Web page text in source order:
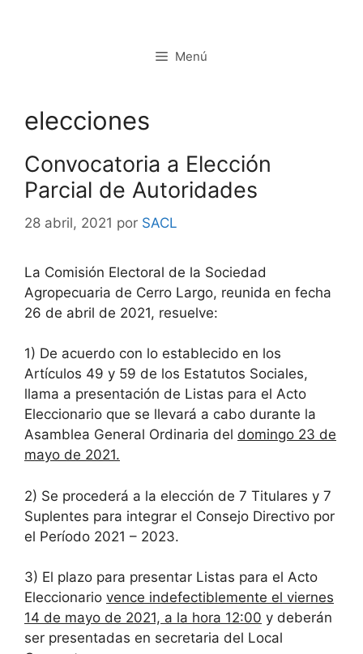
Menú
elecciones
Convocatoria a Elección
Parcial de Autoridades
28 abril, 2021 por SACL
La Comisión Electoral de la Sociedad
Agropecuaria de Cerro Largo, reunida en fecha
26 de abril de 2021, resuelve:
1) De acuerdo con lo establecido en los
Artículos 49 y 59 de los Estatutos Sociales,
llama a presentación de Listas para el Acto
Eleccionario que se llevará a cabo durante la
Asamblea General Ordinaria del domingo 23 de
mayo de 2021.
2) Se procederá a la elección de 7 Titulares y 7
Suplentes para integrar el Consejo Directivo por
el Período 2021 – 2023.
3) El plazo para presentar Listas para el Acto
Eleccionario vence indefectiblemente el viernes
14 de mayo de 2021, a la hora 12:00 y deberán
ser presentadas en secretaria del Local